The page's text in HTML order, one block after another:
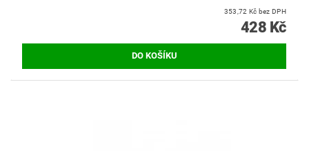
353,72 Kč bez DPH
428 Kč